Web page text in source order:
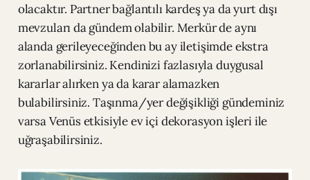
olacaktır. Partner bağlantılı kardeş ya da yurt dışı
mevzuları da gündem olabilir. Merkür de aynı
alanda gerileyeceğinden bu ay iletişimde ekstra
zorlanabilirsiniz. Kendinizi fazlasıyla duygusal
kararlar alırken ya da karar alamazken
bulabilirsiniz. Taşınma/yer değişikliği gündeminiz
varsa Venüs etkisiyle ev içi dekorasyon işleri ile
uğraşabilirsiniz.